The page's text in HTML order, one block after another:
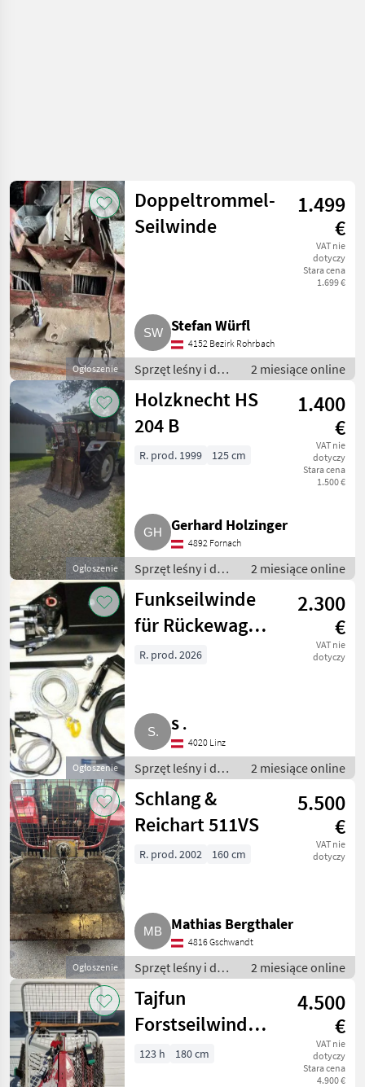
Ogłoszenie
Doppeltrommel-
Seilwinde
1.499
€
VAT nie
dotyczy
Stara cena
1.699 €
Stefan Würfl
4152 Bezirk Rohrbach
Sprzęt leśny i do
obróbki drewna /
Wciągarki linowe
2 miesiące online
Ogłoszenie
Holzknecht HS
204 B
1.400
€
VAT nie
dotyczy
Stara cena
1.500 €
R. prod. 1999 125 cm
Gerhard Holzinger
4892 Fornach
Sprzęt leśny i do
obróbki drewna /
Wciągarki linowe
2 miesiące online
Ogłoszenie
Funkseilwinde
für Rückewagen,
Rückezange, div.
2.300
€
VAT nie
dotyczy
R. prod. 2026
S .
4020 Linz
Sprzęt leśny i do
obróbki drewna /
Wciągarki linowe
2 miesiące online
Ogłoszenie
Schlang &
Reichart 511VS
5.500
€
VAT nie
dotyczy
R. prod. 2002 160 cm
Mathias Bergthaler
4816 Gschwandt
Sprzęt leśny i do
obróbki drewna /
Wciągarki linowe
2 miesiące online
Tajfun
Forstseilwinde
EGV 6,5 AHK
4.500
€
VAT nie
dotyczy
Stara cena
4.900 €
123 h 180 cm